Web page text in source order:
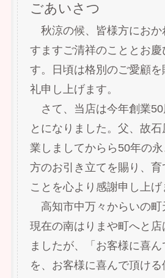
ごあいさつ
秋涼の候、皆様方におか
すますご清祥のこととお慶
す。日頃は格別のご愛顧
礼申し上げます。
さて、当店は今年創業50
とになりました。父、故石
業しましてからら50年の
方のお引き立てを賜り、育
ことを心より感謝申し上げ
高知市中万々からいの町
現在の南はりまや町へと店
ましたが、「お客様に喜
を、お客様に喜んで頂け